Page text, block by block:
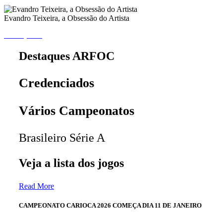
Evandro Teixeira, a Obsessão do Artista
Destaques ARFOC
Credenciados
Vários Campeonatos
Brasileiro Série A
Veja a lista dos jogos
Read More
CAMPEONATO CARIOCA 2026 COMEÇA DIA 11 DE JANEIRO